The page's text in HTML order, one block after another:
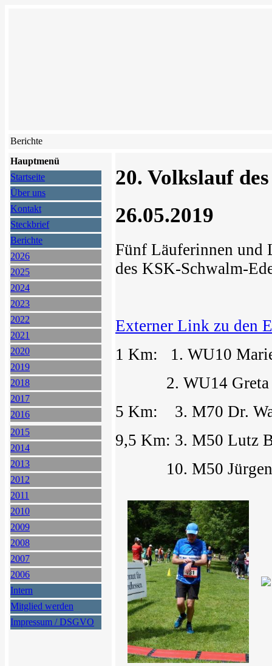
Berichte
Hauptmenü
Startseite
Über uns
Kontakt
Steckbrief
Berichte
2026
2025
2024
2023
2022
2021
2020
2019
2018
2017
2016
2015
2014
2013
2012
2011
2010
2009
2008
2007
2006
Intern
Mitglied werden
Impressum / DSGVO
20. Volkslauf
26.05.2019
Fünf Läuferinnen und
des KSK-Schwalm-
Externer Link zu den
1 Km: 1. WU10
2. WU14 Greta
5 Km: 3. M70 Dr.
9,5 Km: 3. M50 Lutz
10. M50 Jürgen